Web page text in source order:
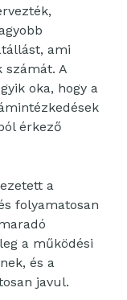
ami
számát. A
oka, hogy a
érkező
a
folyamatosan
a működési
és a
javul.